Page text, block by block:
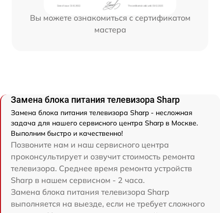
Вы можете ознакомиться с сертификатом
мастера
Замена блока питания телевизора Sharp
Замена блока питания телевизора Sharp - несложная
задача для нашего сервисного центра Sharp в Москве.
Выполним быстро и качественно!
Позвоните нам и наш сервисного центра
проконсультирует и озвучит стоимость ремонта
телевизора. Среднее время ремонта устройств
Sharp в нашем сервисном - 2 часа.
Замена блока питания телевизора Sharp
выполняется на выезде, если не требует сложного